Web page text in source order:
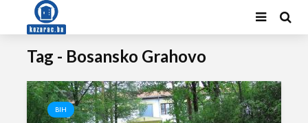
Tag - Bosansko Grahovo
BIH